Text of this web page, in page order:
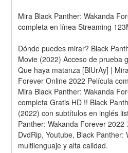
Mira Black Panther: Wakanda
completa en línea Streaming
Dónde puedes mirar? Black
Movie (2022) Acceso de prueba
Que haya matanza [BlUrAy] |
Forever Online 2022 Película
Mira Black Panther: Wakanda
completa Gratis HD !! Black
(2022) con subtítulos en inglés
Panther: Wakanda Forever 2022
DvdRip, Youtube, Black Panther:
multilenguaje y alta calidad.